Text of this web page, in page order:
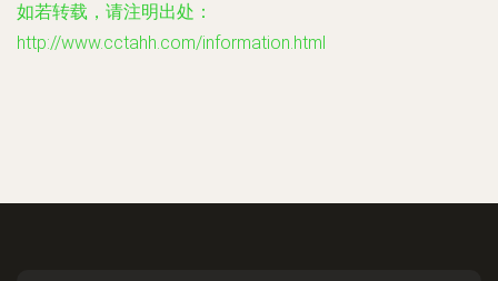
如若转载，请注明出处：
http://www.cctahh.com/information.html